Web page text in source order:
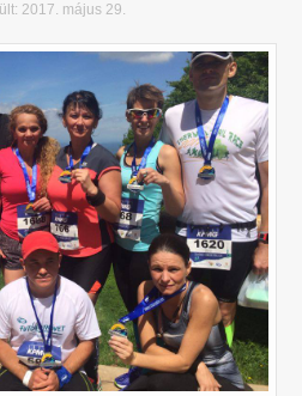
2017. május 29.